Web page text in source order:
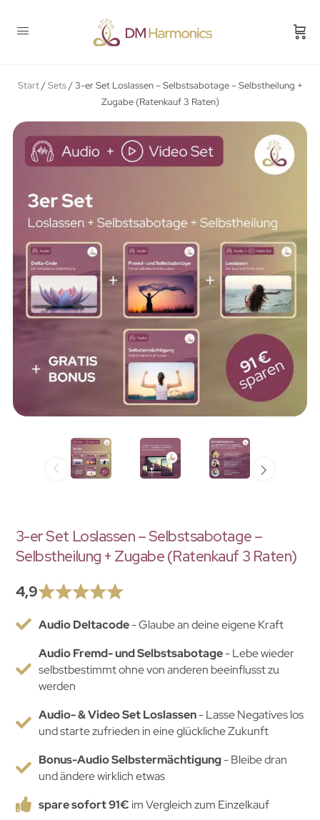
Start/Sets/ 3-er Set Loslassen – Selbstsabotage – Selbstheilung +
Zugabe (Ratenkauf 3 Raten)
3-er Set Loslassen – Selbstsabotage –
Selbstheilung + Zugabe (Ratenkauf 3 Raten)
4,9
Audio Deltacode- Glaube an deine eigene Kraft
Audio Fremd- und Selbstsabotage- Lebe wieder
selbstbestimmt ohne von anderen beeinflusst zu
werden
Audio- & Video Set Loslassen- Lasse Negatives los
und starte zufrieden in eine glückliche Zukunft
Bonus-Audio Selbstermächtigung- Bleibe dran
und ändere wirklich etwas
spare sofort 91€ im Vergleich zum Einzelkauf